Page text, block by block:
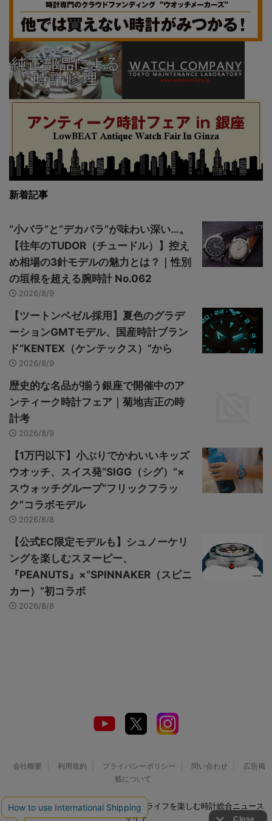
新着記事
“小バラ”と“デカバラ”が味わい深い…。
【往年のTUDOR（チュードル）】控え
め相場の3針モデルの魅力とは？｜性別
の垣根を超える腕時計 No.062
2026/8/9
【ツートンベゼル採用】夏色のグラデ
ーションGMTモデル、国産時計ブラン
ド“KENTEX（ケンテックス）”から
2026/8/9
歴史的な名品が揃う銀座で開催中のア
ンティーク時計フェア｜菊地吉正の時
計考
2026/8/9
【1万円以下】小ぶりでかわいいキッズ
ウオッチ、スイス発“SIGG（シグ）”×
スウォッチグループ“フリックフラッ
ク”コラボモデル
2026/8/8
【公式EC限定モデルも】シュノーケリ
ングを楽しむスヌーピー、
『PEANUTS』×“SPINNAKER（スピニ
カー）”初コラボ
2026/8/8
会社概要 利用規約 プライバシーポリシー 問い合わせ
広告掲
載について
© 2026 Watch LIFE NEWS｜ウオッチライフを楽しむ時計総合ニュース
サイト